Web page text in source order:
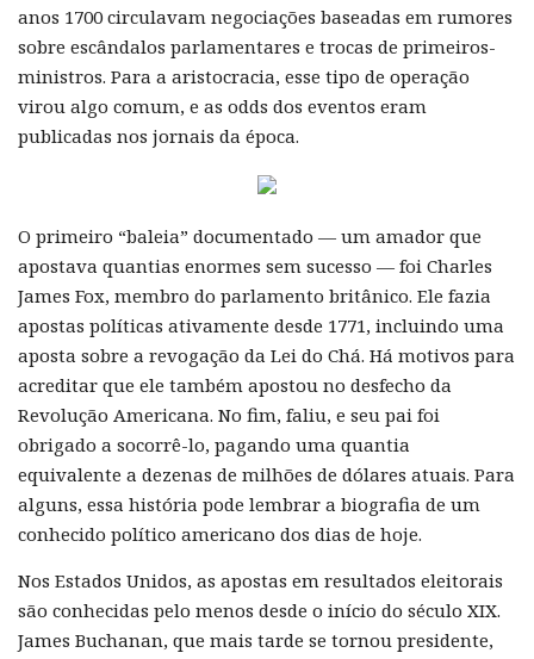
anos 1700 circulavam negociações baseadas em rumores
sobre escândalos parlamentares e trocas de primeiros-
ministros. Para a aristocracia, esse tipo de operação
virou algo comum, e as odds dos eventos eram
publicadas nos jornais da época.
O primeiro “baleia” documentado — um amador que
apostava quantias enormes sem sucesso — foi Charles
James Fox, membro do parlamento britânico. Ele fazia
apostas políticas ativamente desde 1771, incluindo uma
aposta sobre a revogação da Lei do Chá. Há motivos para
acreditar que ele também apostou no desfecho da
Revolução Americana. No fim, faliu, e seu pai foi
obrigado a socorrê-lo, pagando uma quantia
equivalente a dezenas de milhões de dólares atuais. Para
alguns, essa história pode lembrar a biografia de um
conhecido político americano dos dias de hoje.
Nos Estados Unidos, as apostas em resultados eleitorais
são conhecidas pelo menos desde o início do século XIX.
James Buchanan, que mais tarde se tornou presidente,